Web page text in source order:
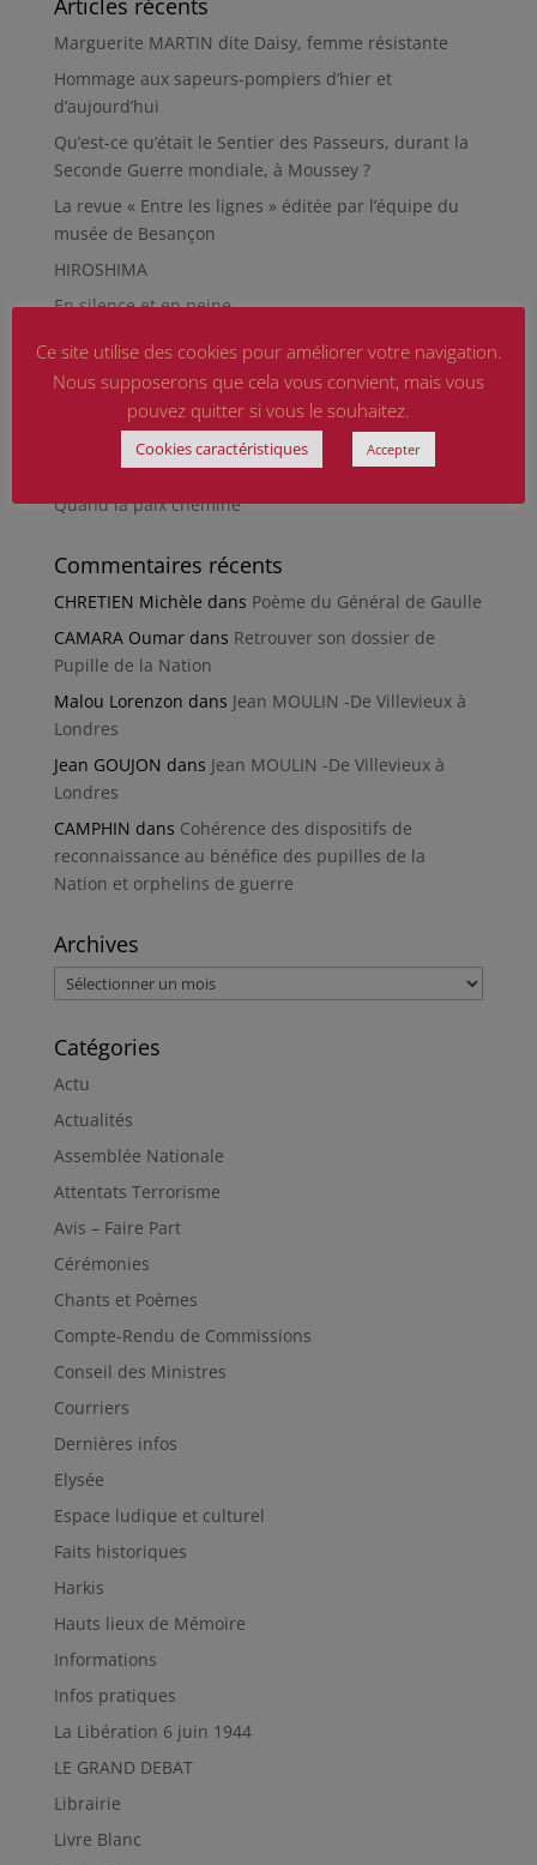
Marguerite MARTIN dite Daisy, femme résistante
Hommage aux sapeurs-pompiers d’hier et
d’aujourd’hui
Qu’est-ce qu’était le Sentier des Passeurs, durant la
Seconde Guerre mondiale, à Moussey ?
La revue « Entre les lignes » éditée par l’équipe du
musée de Besançon
HIROSHIMA
En silence et en peine
Futur Mur des noms des victimes de la Seconde
RÉPARER LES OMISSIONS SUR LES MONUMENTS AUX
Le rapport d’activité 2025 de la DMCA.
Quand la paix chemine
Commentaires récents
CHRETIEN Michèle dans Poème du Général de Gaulle
CAMARA Oumardans Retrouver son dossier de
Pupille de la Nation
Malou Lorenzon dans Jean MOULIN -De Villevieux à
Londres
Jean GOUJON dans Jean MOULIN -De Villevieux à
Londres
CAMPHIN dans Cohérence des dispositifs de
reconnaissance au bénéfice des pupilles de la
Nation et orphelins de guerre
Archives
Archives
Catégories
Actu
Actualités
Assemblée Nationale
Attentats Terrorisme
Avis – Faire Part
Cérémonies
Chants et Poèmes
Compte-Rendu de Commissions
Conseil des Ministres
Courriers
Dernières infos
Elysée
Espace ludique et culturel
Faits historiques
Harkis
Hauts lieux de Mémoire
Informations
Infos pratiques
La Libération 6 juin 1944
LE GRAND DEBAT
Librairie
Livre Blanc
Ce site utilise des cookies pour améliorer votre navigation.
Nous supposerons que cela vous convient, mais vous
pouvez quitter si vous le souhaitez.
Cookies caractéristiques Accepter